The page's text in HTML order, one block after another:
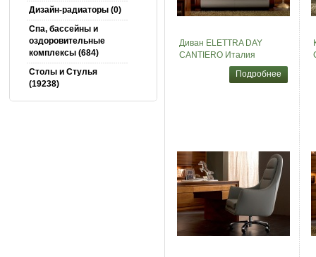
Дизайн-радиаторы (0)
Спа, бассейны и
оздоровительные
комплексы (684)
Столы и Cтулья
(19238)
Диван ELETTRA DAY
CANTIERO Италия
Подробнее